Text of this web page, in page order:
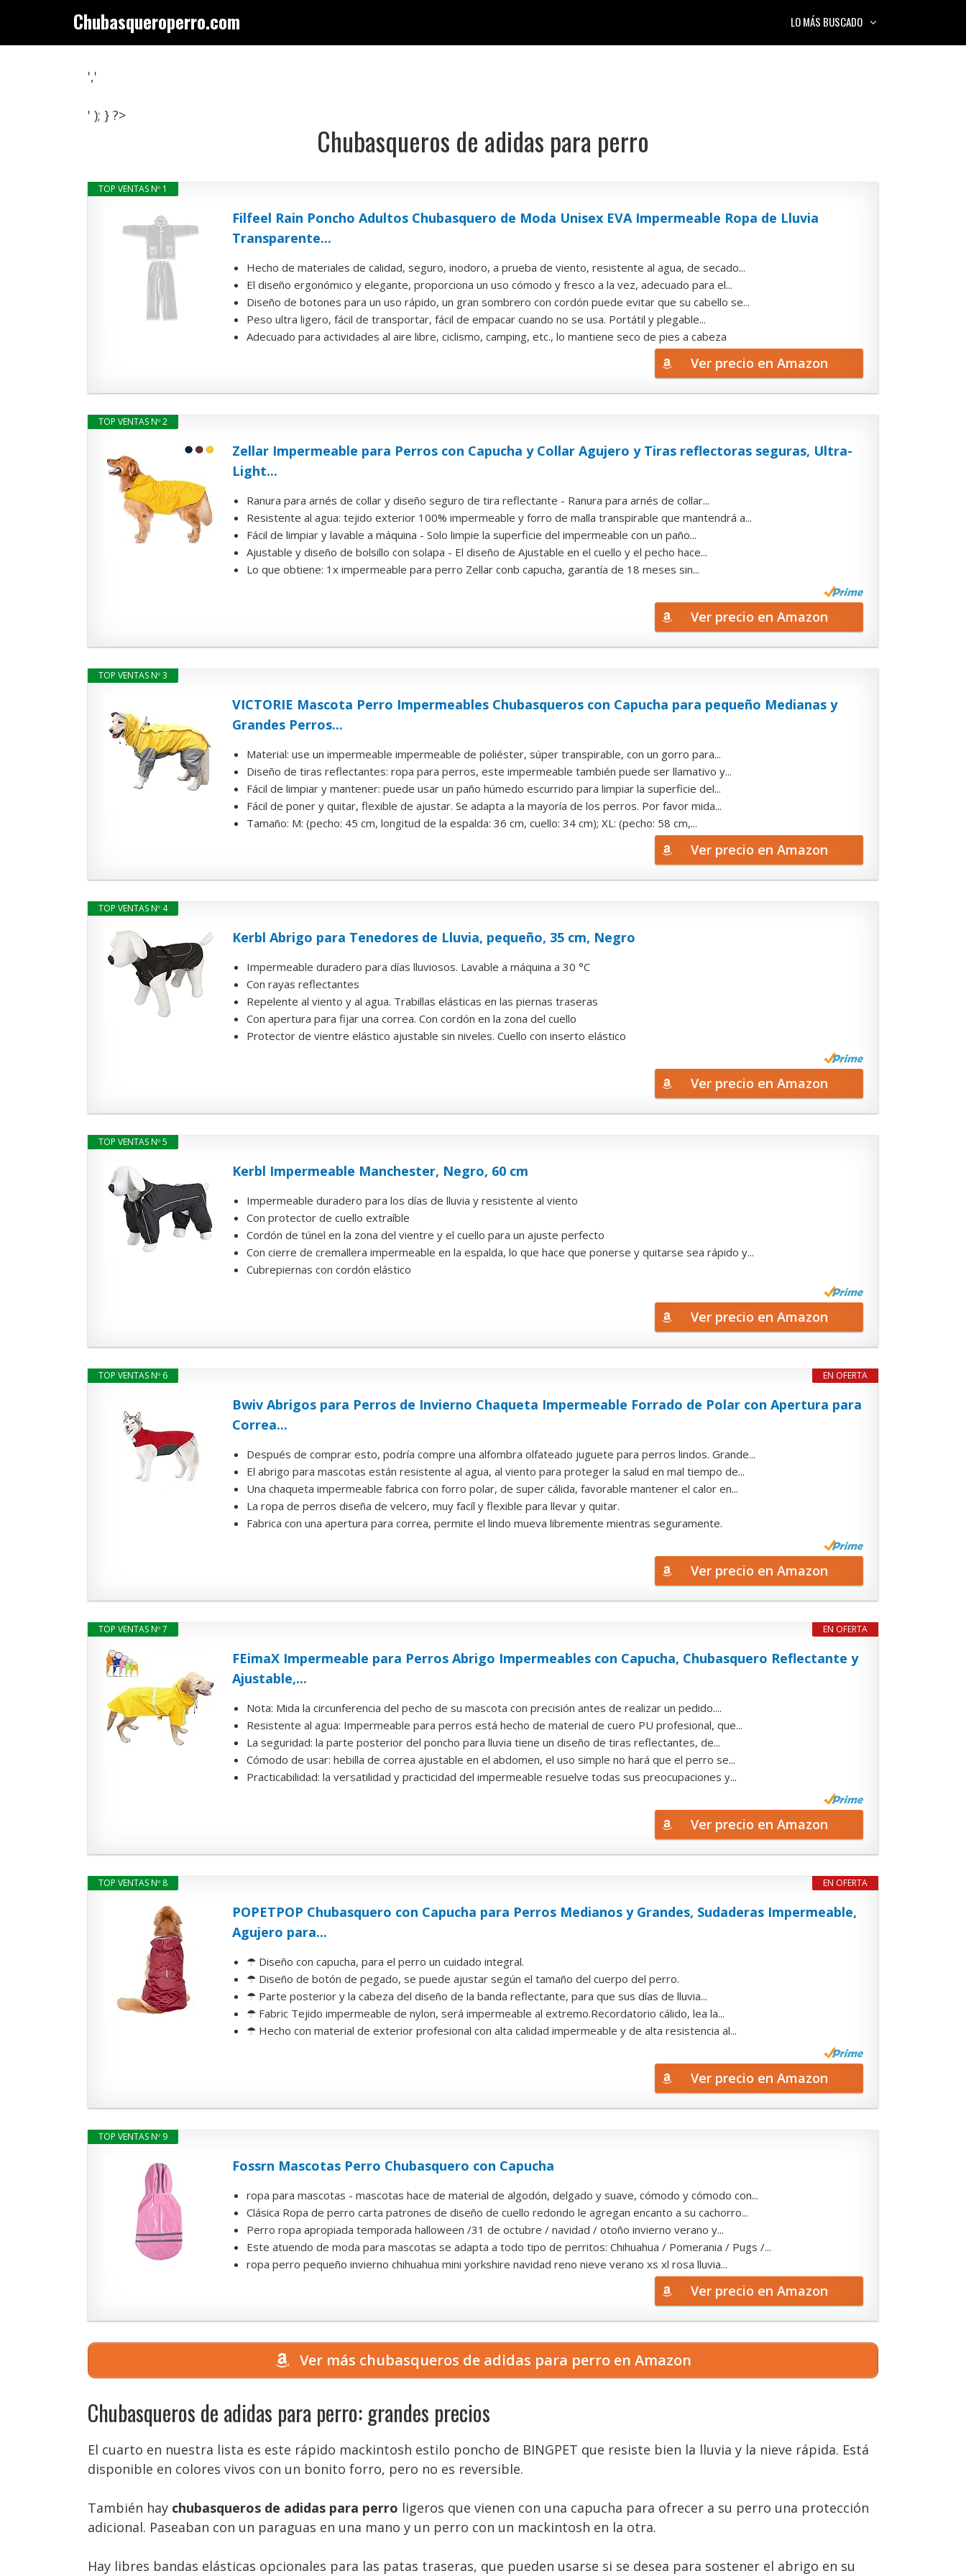
contenido
Chubasqueroperro.com LO MÁS BUSCADO
','
' ); } ?>
Chubasqueros de adidas para perro
TOP VENTAS Nº 1
Filfeel Rain Poncho Adultos Chubasquero de Moda Unisex EVA Impermeable Ropa de Lluvia
Transparente...
Hecho de materiales de calidad, seguro, inodoro, a prueba de viento, resistente al agua, de secado...
El diseño ergonómico y elegante, proporciona un uso cómodo y fresco a la vez, adecuado para el...
Diseño de botones para un uso rápido, un gran sombrero con cordón puede evitar que su cabello se...
Peso ultra ligero, fácil de transportar, fácil de empacar cuando no se usa. Portátil y plegable...
Adecuado para actividades al aire libre, ciclismo, camping, etc., lo mantiene seco de pies a cabeza
Ver precio en Amazon
TOP VENTAS Nº 2
Zellar Impermeable para Perros con Capucha y Collar Agujero y Tiras reflectoras seguras, Ultra-
Light...
Ranura para arnés de collar y diseño seguro de tira reflectante - Ranura para arnés de collar...
Resistente al agua: tejido exterior 100% impermeable y forro de malla transpirable que mantendrá a...
Fácil de limpiar y lavable a máquina - Solo limpie la superficie del impermeable con un paño...
Ajustable y diseño de bolsillo con solapa - El diseño de Ajustable en el cuello y el pecho hace...
Lo que obtiene: 1x impermeable para perro Zellar conb capucha, garantía de 18 meses sin...
Ver precio en Amazon
TOP VENTAS Nº 3
VICTORIE Mascota Perro Impermeables Chubasqueros con Capucha para pequeño Medianas y
Grandes Perros...
Material: use un impermeable impermeable de poliéster, súper transpirable, con un gorro para...
Diseño de tiras reflectantes: ropa para perros, este impermeable también puede ser llamativo y...
Fácil de limpiar y mantener: puede usar un paño húmedo escurrido para limpiar la superficie del...
Fácil de poner y quitar, flexible de ajustar. Se adapta a la mayoría de los perros. Por favor mida...
Tamaño: M: (pecho: 45 cm, longitud de la espalda: 36 cm, cuello: 34 cm); XL: (pecho: 58 cm,...
Ver precio en Amazon
TOP VENTAS Nº 4
Kerbl Abrigo para Tenedores de Lluvia, pequeño, 35 cm, Negro
Impermeable duradero para días lluviosos. Lavable a máquina a 30 °C
Con rayas reflectantes
Repelente al viento y al agua. Trabillas elásticas en las piernas traseras
Con apertura para fijar una correa. Con cordón en la zona del cuello
Protector de vientre elástico ajustable sin niveles. Cuello con inserto elástico
Ver precio en Amazon
TOP VENTAS Nº 5
Kerbl Impermeable Manchester, Negro, 60 cm
Impermeable duradero para los días de lluvia y resistente al viento
Con protector de cuello extraíble
Cordón de túnel en la zona del vientre y el cuello para un ajuste perfecto
Con cierre de cremallera impermeable en la espalda, lo que hace que ponerse y quitarse sea rápido y...
Cubrepiernas con cordón elástico
Ver precio en Amazon
EN OFERTA
TOP VENTAS Nº 6
Bwiv Abrigos para Perros de Invierno Chaqueta Impermeable Forrado de Polar con Apertura para
Correa...
Después de comprar esto, podría compre una alfombra olfateado juguete para perros lindos. Grande...
El abrigo para mascotas están resistente al agua, al viento para proteger la salud en mal tiempo de...
Una chaqueta impermeable fabrica con forro polar, de super cálida, favorable mantener el calor en...
La ropa de perros diseña de velcero, muy facíl y flexible para llevar y quitar.
Fabrica con una apertura para correa, permite el lindo mueva libremente mientras seguramente.
Ver precio en Amazon
EN OFERTA
TOP VENTAS Nº 7
FEimaX Impermeable para Perros Abrigo Impermeables con Capucha, Chubasquero Reflectante y
Ajustable,...
Nota: Mida la circunferencia del pecho de su mascota con precisión antes de realizar un pedido....
Resistente al agua: Impermeable para perros está hecho de material de cuero PU profesional, que...
La seguridad: la parte posterior del poncho para lluvia tiene un diseño de tiras reflectantes, de...
Cómodo de usar: hebilla de correa ajustable en el abdomen, el uso simple no hará que el perro se...
Practicabilidad: la versatilidad y practicidad del impermeable resuelve todas sus preocupaciones y...
Ver precio en Amazon
EN OFERTA
TOP VENTAS Nº 8
POPETPOP Chubasquero con Capucha para Perros Medianos y Grandes, Sudaderas Impermeable,
Agujero para...
☂ Diseño con capucha, para el perro un cuidado integral.
☂ Diseño de botón de pegado, se puede ajustar según el tamaño del cuerpo del perro.
☂ Parte posterior y la cabeza del diseño de la banda reflectante, para que sus días de lluvia...
☂ Fabric Tejido impermeable de nylon, será impermeable al extremo.Recordatorio cálido, lea la...
☂ Hecho con material de exterior profesional con alta calidad impermeable y de alta resistencia al...
Ver precio en Amazon
TOP VENTAS Nº 9
Fossrn Mascotas Perro Chubasquero con Capucha
ropa para mascotas - mascotas hace de material de algodón, delgado y suave, cómodo y cómodo con...
Clásica Ropa de perro carta patrones de diseño de cuello redondo le agregan encanto a su cachorro...
Perro ropa apropiada temporada halloween /31 de octubre / navidad / otoño invierno verano y...
Este atuendo de moda para mascotas se adapta a todo tipo de perritos: Chihuahua / Pomerania / Pugs /...
ropa perro pequeño invierno chihuahua mini yorkshire navidad reno nieve verano xs xl rosa lluvia...
Ver precio en Amazon
Ver más chubasqueros de adidas para perro en Amazon
Chubasqueros de adidas para perro: grandes precios
El cuarto en nuestra lista es este rápido mackintosh estilo poncho de BINGPET que resiste bien la lluvia y la nieve rápida. Está
disponible en colores vivos con un bonito forro, pero no es reversible.
También hay chubasqueros de adidas para perro ligeros que vienen con una capucha para ofrecer a su perro una protección
adicional. Paseaban con un paraguas en una mano y un perro con un mackintosh en la otra.
Hay libres bandas elásticas opcionales para las patas traseras, que pueden usarse si se desea para sostener el abrigo en su